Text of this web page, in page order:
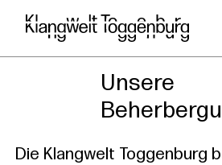
Unsere
Die Klangwelt Toggenburg